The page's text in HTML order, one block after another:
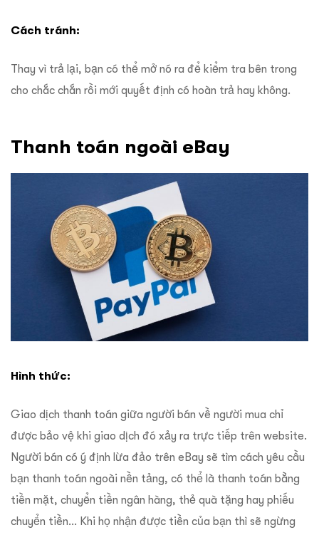
Cách tránh:
Thay vì trả lại, bạn có thể mở nó ra để kiểm tra bên trong
cho chắc chắn rồi mới quyết định có hoàn trả hay không.
Thanh toán ngoài eBay
Hình thức:
Giao dịch thanh toán giữa người bán về người mua chỉ
được bảo vệ khi giao dịch đó xảy ra trực tiếp trên website.
Người bán có ý định lừa đảo trên eBay sẽ tìm cách yêu cầu
bạn thanh toán ngoài nền tảng, có thể là thanh toán bằng
tiền mặt, chuyển tiền ngân hàng, thẻ quà tặng hay phiếu
chuyển tiền… Khi họ nhận được tiền của bạn thì sẽ ngừng